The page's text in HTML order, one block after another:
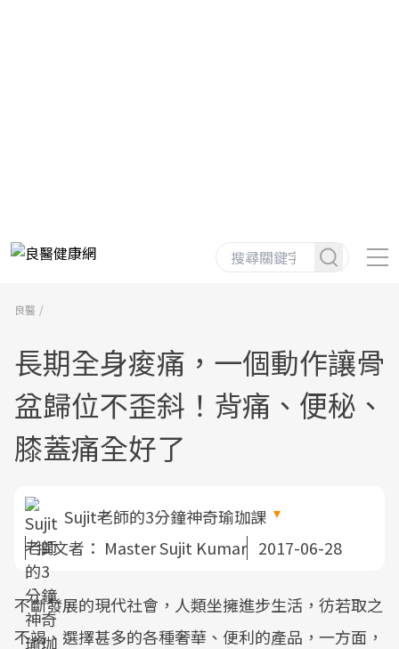
良醫
長期全身痠痛，一個動作讓骨
盆歸位不歪斜！背痛、便秘、
膝蓋痛全好了
Sujit老師的3分鐘神奇瑜珈課
撰文者： Master Sujit Kumar 2017-06-28
不斷發展的現代社會，人類坐擁進步生活，彷若取之
不竭、選擇甚多的各種奢華、便利的產品，一方面，